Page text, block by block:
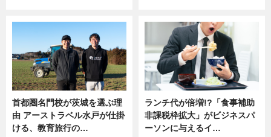
首都圏名門校が茨城を選ぶ理
由 アーストラベル水戸が仕掛
ける、教育旅行の…
ランチ代が倍増!?「食事補助
非課税枠拡大」がビジネスパ
ーソンに与えるイ…